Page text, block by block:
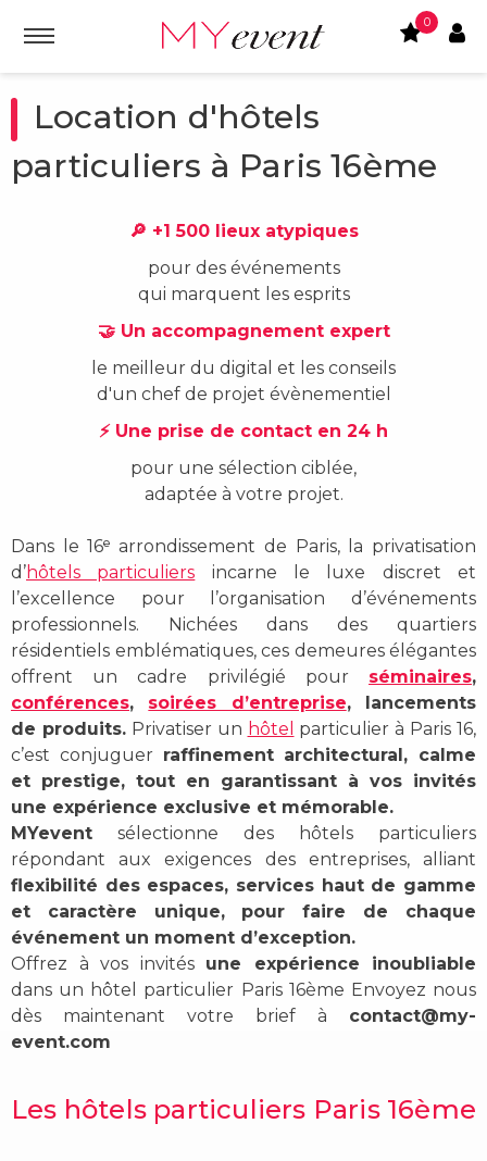
0
Location d'hôtels
particuliers à Paris 16ème
🔎 +1 500 lieux atypiques
pour des événements
qui marquent les esprits
🤝 Un accompagnement expert
le meilleur du digital et les conseils
d'un chef de projet évènementiel
⚡ Une prise de contact en 24 h
pour une sélection ciblée,
adaptée à votre projet.
Dans le 16ᵉ arrondissement de Paris, la privatisation
d’hôtels particuliers incarne le luxe discret et
l’excellence pour l’organisation d’événements
professionnels. Nichées dans des quartiers
résidentiels emblématiques, ces demeures élégantes
offrent un cadre privilégié pour séminaires,
conférences, soirées d’entreprise, lancements
de produits.Privatiser un hôtel particulier à Paris 16,
c’est conjuguer raffinement architectural, calme
et prestige, tout en garantissant à vos invités
une expérience exclusive et mémorable.
MYevent sélectionne des hôtels particuliers
répondant aux exigences des entreprises, alliant
flexibilité des espaces, services haut de gamme
et caractère unique, pour faire de chaque
événement un moment d’exception.
Offrez à vos invités une expérience inoubliable
dans un hôtel particulier Paris 16ème Envoyez nous
dès maintenant votre brief à contact@my-
event.com
Les hôtels particuliers Paris 16ème